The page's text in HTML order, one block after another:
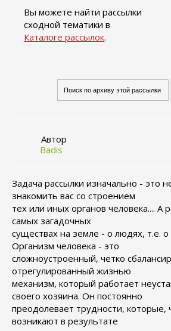
Вы можете найти рассылки
сходной тематики в
Каталоге рассылок.
Автор
Badis
Задача рассылки изначально - это
знакомить вас со строением
тех или иных органов человека.... А
самых загадочных
существах на земле - о людях, т.е. о
Организм человека - это
сложноустроенный, четко
отрегулированный жизнью
механизм, который работает
своего хозяина. Он постоянно
преодолевает трудности, которые,
возникают в результате